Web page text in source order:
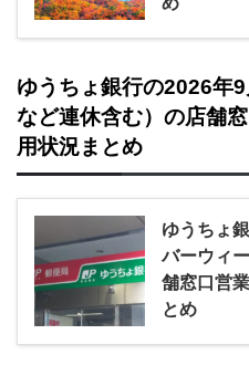
ゆうちょ銀行の2026年
など連休含む）の店舗
用状況まとめ
ゆうちょ
バーウィ
舗窓口営
とめ